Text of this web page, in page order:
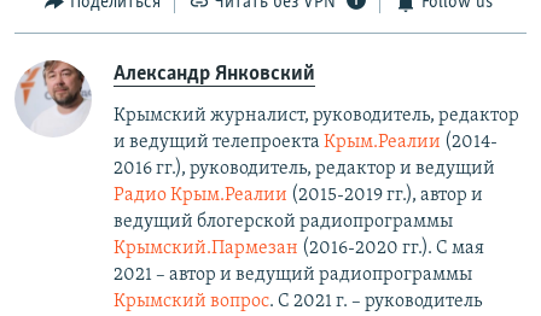
Александр Янковский
Крымский журналист, руководитель, редактор
и ведущий телепроекта Крым.Реалии (2014-
2016 гг.), руководитель, редактор и ведущий
Радио Крым.Реалии (2015-2019 гг.), автор и
ведущий блогерской радиопрограммы
Крымский.Пармезан (2016-2020 гг.)​. С мая
2021 – автор и ведущий радиопрограммы
Крымский вопрос. С 2021 г. – руководитель